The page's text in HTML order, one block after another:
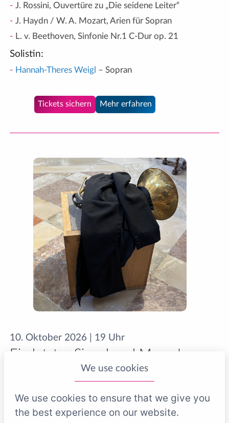
J. Rossini, Ouvertüre zu „Die seidene Leiter“
J. Haydn / W. A. Mozart, Arien für Sopran
L. v. Beethoven, Sinfonie Nr.1 C-Dur op. 21
Solistin:
Hannah-Theres Weigl – Sopran
Tickets sichern Mehr erfahren
10. Oktober 2026 | 19 Uhr
Ein letztes Signal und Messe!
W. A. Mozart, Missa longa in C-Dur KV 262
We use cookies
We use cookies to ensure that we give you
the best experience on our website.